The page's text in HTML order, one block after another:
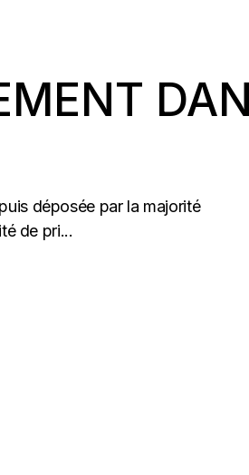
déposée par la majorité
de pri...